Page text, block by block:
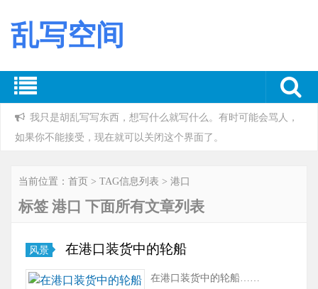
乱写空间
我只是胡乱写写东西，想写什么就写什么。有时可能会骂人，
如果你不能接受，现在就可以关闭这个界面了。
当前位置： 首页 > TAG信息列表 > 港口
标签 港口 下面所有文章列表
风景 在港口装货中的轮船
在港口装货中的轮船……